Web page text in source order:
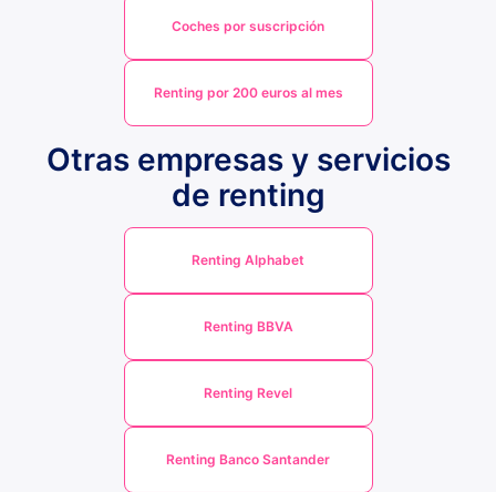
Coches por suscripción
Renting por 200 euros al mes
Otras empresas y servicios
de renting
Renting Alphabet
Renting BBVA
Renting Revel
Renting Banco Santander